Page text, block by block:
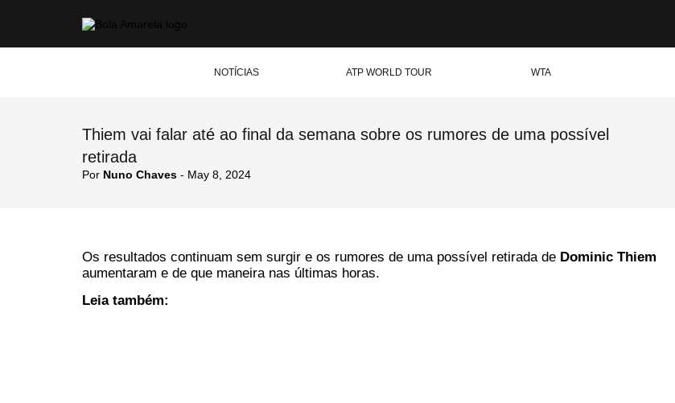
NOTÍCIAS ATP WORLD TOUR WTA
Thiem vai falar até ao final da semana sobre os rumores de uma possível
retirada
Por Nuno Chaves - May 8, 2024
Os resultados continuam sem surgir e os rumores de uma possível retirada de Dominic Thiem
aumentaram e de que maneira nas últimas horas.
Leia também: